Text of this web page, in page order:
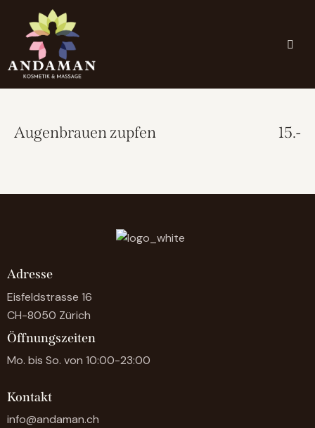
Augenbrauen zupfen 15.-
Adresse
Eisfeldstrasse 16
CH-8050 Zürich
Öffnungszeiten
Mo. bis So. von 10:00-23:00
Kontakt
info@andaman.ch